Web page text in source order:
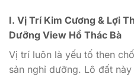
I. Vị Trí Kim Cương & Lợi
Dưỡng View Hồ Thác Bà
Vị trí luôn là yếu tố then
sản nghỉ dưỡng. Lô đất